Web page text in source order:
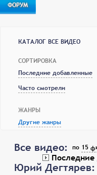
ФОРУМ
КАТАЛОГ ВСЕ ВИДЕО
СОРТИРОВКА
Последние добавленные
Часто смотрели
ЖАНРЫ
Другие жанры
по 15
Все видео:
Юрий Дегтярев: